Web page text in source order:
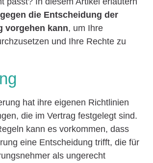
die Entscheidung der
vorgehen kann, um Ihre
und Ihre Rechte zu
hat ihre eigenen Richtlinien
die im Vertrag festgelegt sind.
kann es vorkommen, dass
eine Entscheidung trifft, die für
als ungerecht